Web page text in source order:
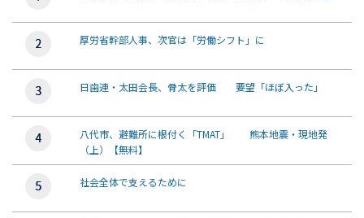
厚労省幹部人事、次官は「労働シフト」に
日歯連・太田会長、骨太を評価 要望「ほぼ入った」
八代市、避難所に根付く「TMAT」 熊本地震・現地発
（上）【無料】
社会全体で支えるために